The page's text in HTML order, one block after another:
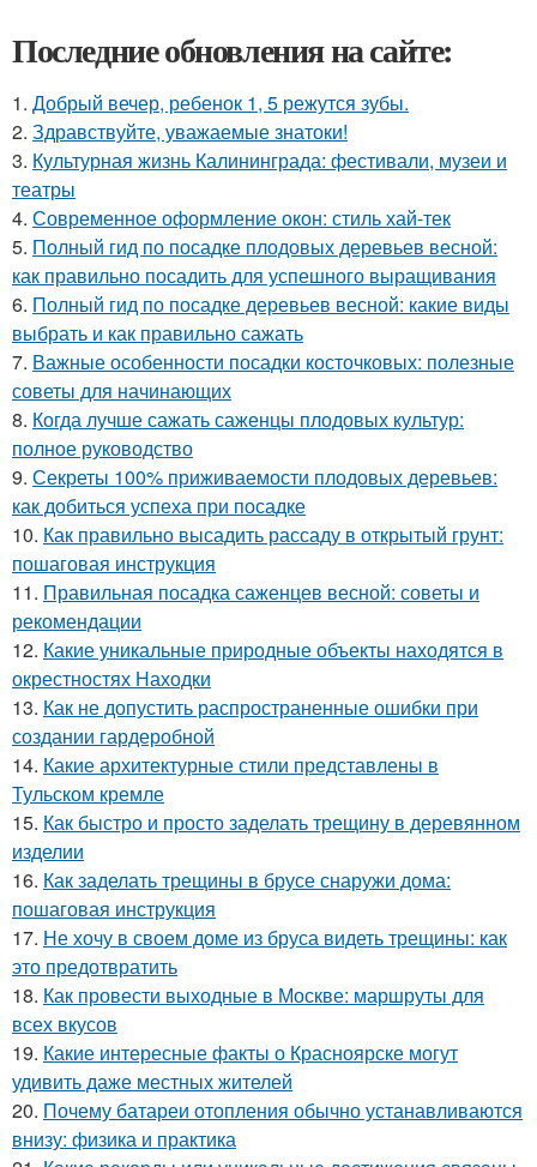
Последние обновления на сайте:
1. Добрый вечер, ребенок 1, 5 режутся зубы.
2. Здравствуйте, уважаемые знатоки!
3. Культурная жизнь Калининграда: фестивали, музеи и
театры
4. Современное оформление окон: стиль хай-тек
5. Полный гид по посадке плодовых деревьев весной:
как правильно посадить для успешного выращивания
6. Полный гид по посадке деревьев весной: какие виды
выбрать и как правильно сажать
7. Важные особенности посадки косточковых: полезные
советы для начинающих
8. Когда лучше сажать саженцы плодовых культур:
полное руководство
9. Секреты 100% приживаемости плодовых деревьев:
как добиться успеха при посадке
10. Как правильно высадить рассаду в открытый грунт:
пошаговая инструкция
11. Правильная посадка саженцев весной: советы и
рекомендации
12. Какие уникальные природные объекты находятся в
окрестностях Находки
13. Как не допустить распространенные ошибки при
создании гардеробной
14. Какие архитектурные стили представлены в
Тульском кремле
15. Как быстро и просто заделать трещину в деревянном
изделии
16. Как заделать трещины в брусе снаружи дома:
пошаговая инструкция
17. Не хочу в своем доме из бруса видеть трещины: как
это предотвратить
18. Как провести выходные в Москве: маршруты для
всех вкусов
19. Какие интересные факты о Красноярске могут
удивить даже местных жителей
20. Почему батареи отопления обычно устанавливаются
внизу: физика и практика